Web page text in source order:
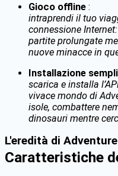
Gioco offline :
intraprendi il tuo
connessione
partite prolungate
nuove minacce in
Installazione
scarica e installa
vivace mondo di
isole, combattere
dinosauri mentre
L'eredità di
Caratteristiche